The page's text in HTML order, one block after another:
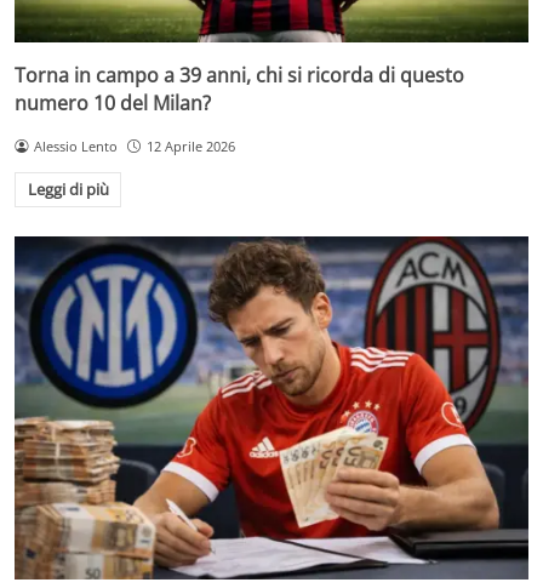
Torna in campo a 39 anni, chi si ricorda di questo
numero 10 del Milan?
Alessio Lento 12 Aprile 2026
Leggi di più